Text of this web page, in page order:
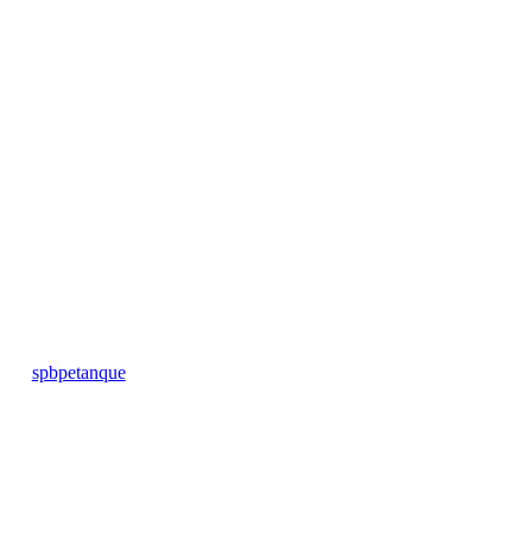
spbpetanque